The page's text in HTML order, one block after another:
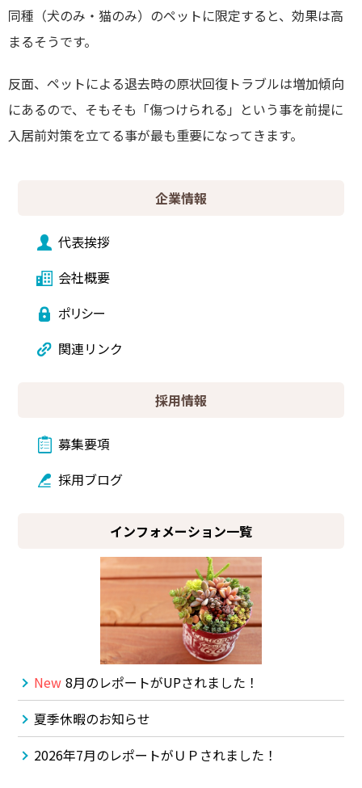
同種（犬のみ・猫のみ）のペットに限定すると、効果は高
まるそうです。
反面、ペットによる退去時の原状回復トラブルは増加傾向
にあるので、そもそも「傷つけられる」という事を前提に
入居前対策を立てる事が最も重要になってきます。
企業情報
代表挨拶
会社概要
ポリシー
関連リンク
採用情報
募集要項
採用ブログ
インフォメーション一覧
New 8月のレポートがUPされました！
夏季休暇のお知らせ
2026年7月のレポートがＵＰされました！